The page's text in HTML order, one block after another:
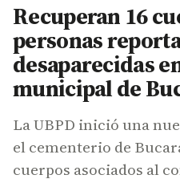
Recuperan 16
personas
desaparecidas
municipal de
La UBPD inició una
el cementerio de
cuerpos asociados al